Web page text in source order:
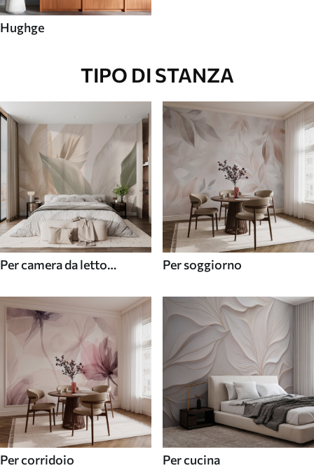
Hughge
TIPO DI STANZA
Per camera da letto
Per soggiorno
Per corridoio Per cucina